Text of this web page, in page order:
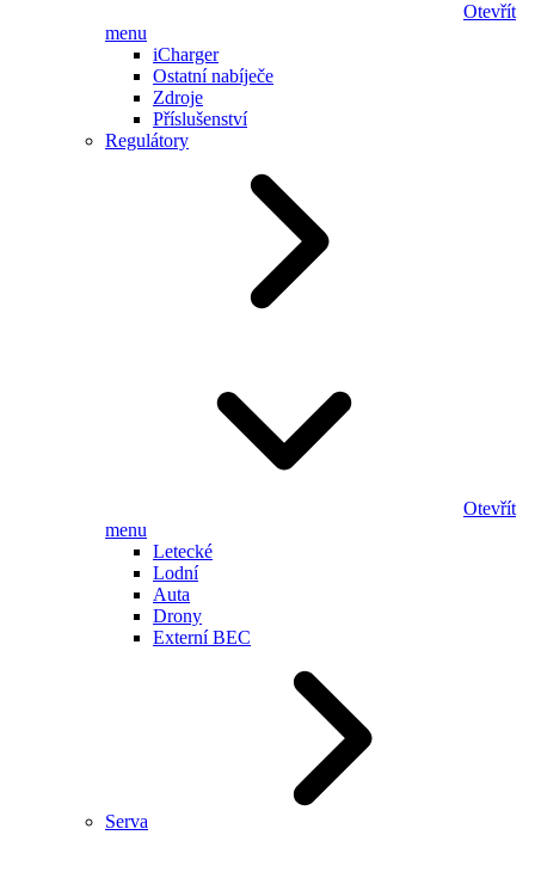
Otevřít
menu
iCharger
Ostatní nabíječe
Zdroje
Příslušenství
Regulátory
Otevřít
menu
Letecké
Lodní
Auta
Drony
Externí BEC
Serva